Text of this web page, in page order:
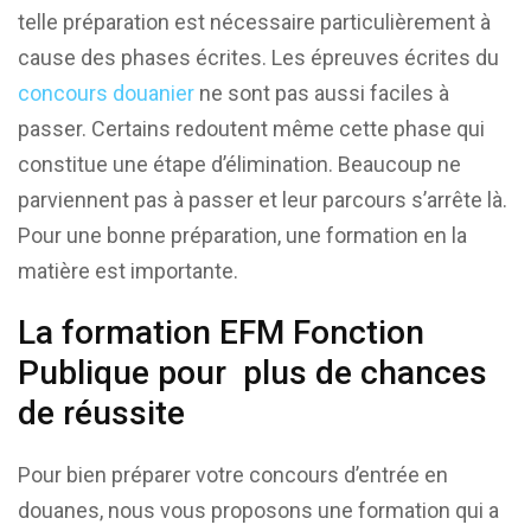
telle préparation est nécessaire particulièrement à
cause des phases écrites. Les épreuves écrites du
concours douanier ne sont pas aussi faciles à
passer. Certains redoutent même cette phase qui
constitue une étape d’élimination. Beaucoup ne
parviennent pas à passer et leur parcours s’arrête là.
Pour une bonne préparation, une formation en la
matière est importante.
La formation EFM Fonction
Publique pour plus de chances
de réussite
Pour bien préparer votre concours d’entrée en
douanes, nous vous proposons une formation qui a